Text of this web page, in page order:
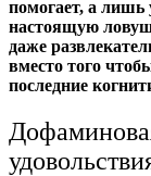
помогает, а лишь
настоящую
даже
вместо того
последние